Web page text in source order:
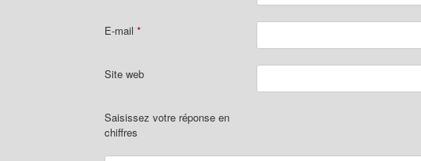
E-mail *
Site web
Saisissez votre réponse en
chiffres